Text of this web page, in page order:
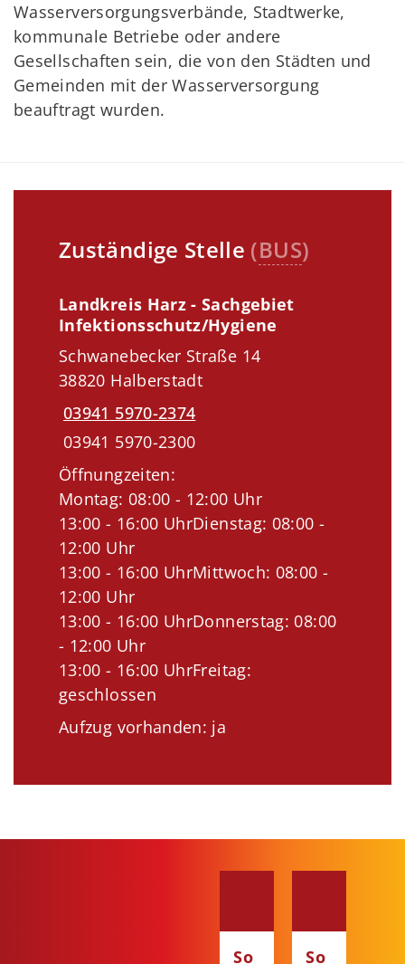
Wasserversorgungsverbände, Stadtwerke,
kommunale Betriebe oder andere
Gesellschaften sein, die von den Städten und
Gemeinden mit der Wasserversorgung
beauftragt wurden.
Zuständige Stelle (BUS)
Landkreis Harz - Sachgebiet
Infektionsschutz/Hygiene
Schwanebecker Straße 14
38820 Halberstadt
03941 5970-2374
03941 5970-2300
Öffnungzeiten:
Montag: 08:00 - 12:00 Uhr
13:00 - 16:00 UhrDienstag: 08:00 -
12:00 Uhr
13:00 - 16:00 UhrMittwoch: 08:00 -
12:00 Uhr
13:00 - 16:00 UhrDonnerstag: 08:00
- 12:00 Uhr
13:00 - 16:00 UhrFreitag:
geschlossen
Aufzug vorhanden: ja
So
So